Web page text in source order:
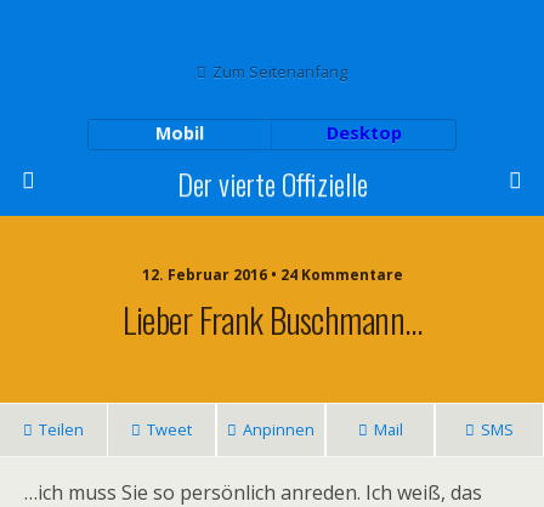
Zum Seitenanfang
Mobil Desktop
Der vierte Offizielle
12. Februar 2016 • 24 Kommentare
Lieber Frank Buschmann…
Teilen Tweet Anpinnen Mail SMS
…ich muss Sie so persönlich anreden. Ich weiß, das